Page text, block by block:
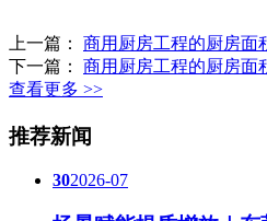
上一篇： 商用厨房工程的厨房面
下一篇： 商用厨房工程的厨房面
查看更多 >>
推荐新闻
302026-07